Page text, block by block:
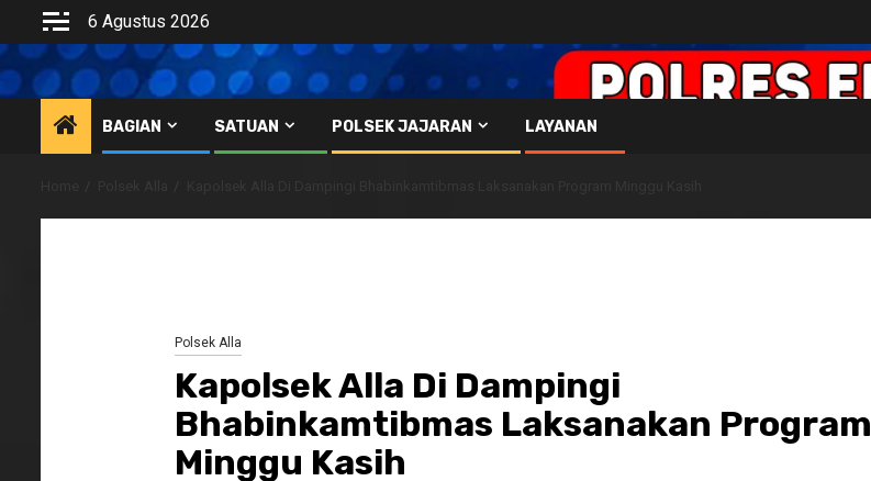
content
6 Agustus 2026
BAGIAN SATUAN POLSEK JAJARAN LAYANAN
Polsek Alla
Kapolsek Alla Di Dampingi
Bhabinkamtibmas Laksanakan Program
Minggu Kasih